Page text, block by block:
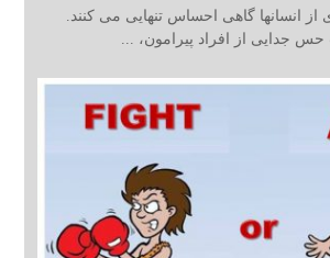
انسانها گاهی احساس تنهایی می کنند.
جدایی از افراد پیرامون، ...